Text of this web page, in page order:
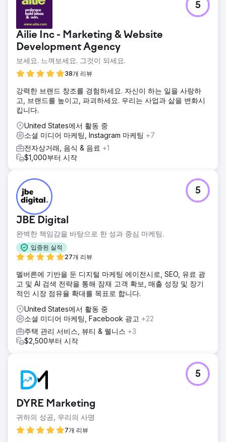
Ailie Inc - Marketing & Website
Development Agency
보세요. 느껴보세요. 그것이 되세요.
38개 리뷰
5
강력한 브랜드 창조를 경험하세요. 자신이 하는 일을 사랑하
고, 브랜드를 높이고, 파괴하세요. 우리는 사업과 삶을 변화시
킵니다.
United States에서 활동 중
소셜 미디어 마케팅, Instagram 마케팅 +7
전자상거래, 음식 & 음료 +1
$1,000부터 시작
JBE Digital
완벽한 책임감을 바탕으로 한 성과 중심 마케팅.
입증된 실적
27개 리뷰
5
멜버른에 기반을 둔 디지털 마케팅 에이전시로, SEO, 유료 광
고 및 AI 검색 전략을 통해 잠재 고객 확보, 매출 성장 및 장기
적인 시장 점유율 확대를 목표로 합니다.
United States에서 활동 중
소셜 미디어 마케팅, Facebook 광고 +22
주택 관리 서비스, 뷰티 & 웰니스 +3
$2,500부터 시작
DYRE Marketing
귀하의 성공, 우리의 사명
7개 리뷰
5